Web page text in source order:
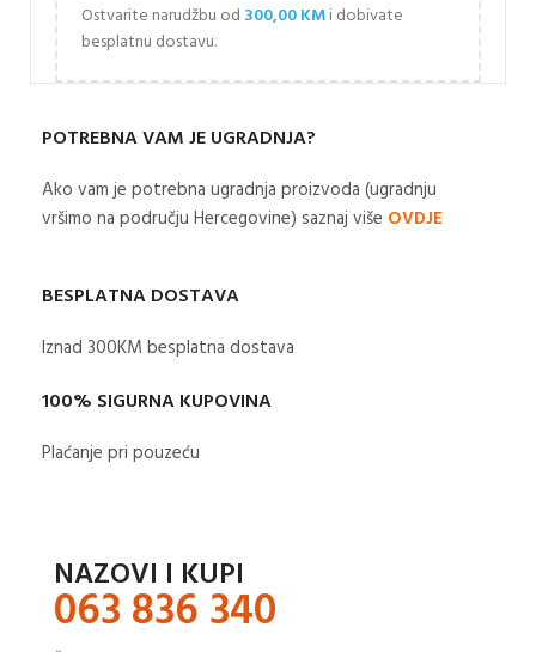
Ostvarite narudžbu od 300,00KMi dobivate
besplatnu dostavu.
POTREBNA VAM JE UGRADNJA?
Ako vam je potrebna ugradnja proizvoda (ugradnju
vršimo na području Hercegovine) saznaj više OVDJE
BESPLATNA DOSTAVA
Iznad 300KM besplatna dostava​
100% SIGURNA KUPOVINA
Plaćanje pri pouzeću
NAZOVI I KUPI
063 836 340